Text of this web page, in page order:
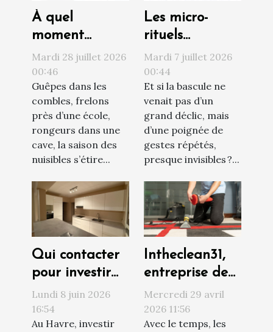
À quel
moment
contacter un
professionnel
face à une
invasion de
nuisibles ?
Mardi 28 juillet 2026
00:46
Guêpes dans les
combles, frelons
près d’une école,
rongeurs dans une
cave, la saison des
nuisibles s’étire...
Les micro-
rituels
quotidiens qui
transforment
votre vision du
monde
Mardi 7 juillet 2026
00:44
Et si la bascule ne
venait pas d’un
grand déclic, mais
d’une poignée de
gestes répétés,
presque invisibles ?...
Qui contacter
pour investir
sereinement
au Havre ?
Lundi 8 juin 2026
16:54
Au Havre, investir
Intheclean31,
entreprise de
confiance pour
le nettoyage
de vos tapis à
Mercredi 29 avril
2026 11:56
Avec le temps, les